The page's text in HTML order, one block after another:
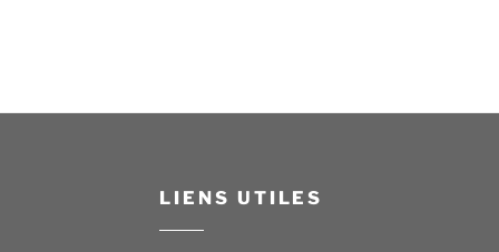
LIENS UTILES